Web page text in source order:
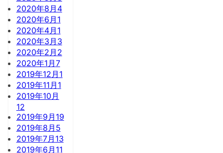
2020年8月 4
2020年6月 1
2020年4月 1
2020年3月 3
2020年2月 2
2020年1月7
2019年12月 1
2019年11月 1
2019年10月
12
2019年9月 19
2019年8月 5
2019年7月 13
2019年6月 11